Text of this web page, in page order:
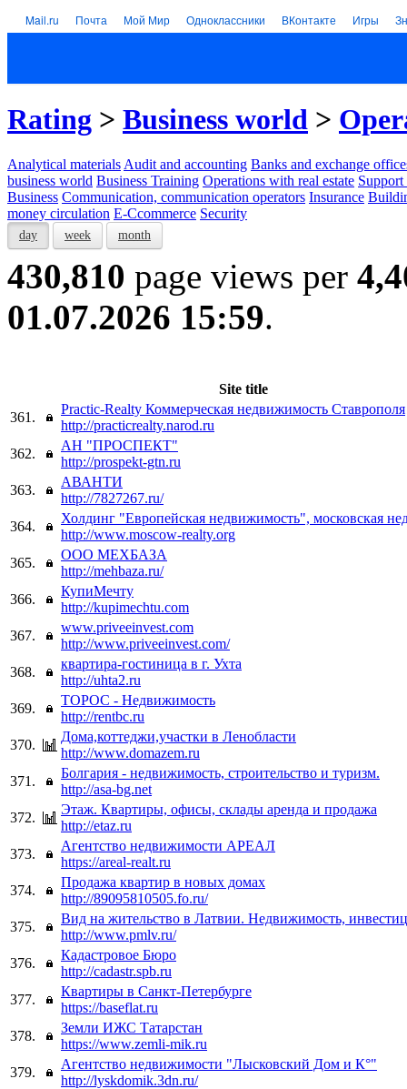
Mail.ru Почта Мой Мир Одноклассники ВКонтакте Игры
Rating > Business world >
Analytical materials Audit and accounting Banks and exchange
business world Business Training Operations with real estate Support
Business Communication, communication operators Insurance
money circulation E-Ccommerce Security
day week month
430,810 page views per
01.07.2026 15:59.
Site title
361.
Practic-Realty Коммерческая недвижимость Ставрополя
http://practicrealty.narod.ru
362.
АН "ПРОСПЕКТ"
http://prospekt-gtn.ru
363.
АВАНТИ
http://7827267.ru/
364.
Холдинг "Европейская недвижимость", московская
http://www.moscow-realty.org
365.
ООО МЕХБАЗА
http://mehbaza.ru/
366.
КупиМечту
http://kupimechtu.com
367.
www.priveeinvest.com
http://www.priveeinvest.com/
368.
квартира-гостиница в г. Ухта
http://uhta2.ru
369.
ТОРОС - Недвижимость
http://rentbc.ru
370.
Дома,коттеджи,участки в Ленобласти
http://www.domazem.ru
371.
Болгария - недвижимость, строительство и туризм.
http://asa-bg.net
372.
Этаж. Квартиры, офисы, склады аренда и продажа
http://etaz.ru
373.
Агентство недвижимости АРЕАЛ
https://areal-realt.ru
374.
Продажа квартир в новых домах
http://89095810505.fo.ru/
375.
Вид на жительство в Латвии. Недвижимость,
http://www.pmlv.ru/
376.
Кадастровое Бюро
http://cadastr.spb.ru
377.
Квартиры в Санкт-Петербурге
https://baseflat.ru
378.
Земли ИЖС Татарстан
https://www.zemli-mik.ru
379.
Агентство недвижимости "Лысковский Дом и К°"
http://lyskdomik.3dn.ru/